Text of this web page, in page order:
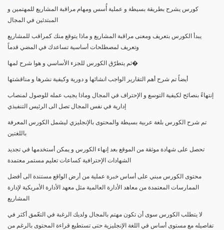
كورس يشرح بطريقة بسيطة و عملية أُسس ومهام مراقبة المشاريع للمهتمين و
المبتدئين في المجال
يبدأ الكورس بتعريف ومعنى مراقبة المشاريع و ماذا يتوقع منك كمراقب للمشاريع
وتعريف لمصطلحات أساسية تساعدك في المضي قدماً
ثم يتطرّق الكورس للجزء الأساسي و هوا شرح لمها�
أيضاً تم شرح أهم التقارير الواجب انشائها و دورية وكيفية نشرها و مناقشتها
إنتهاءً بنصائح لكيفية التوسع و الإحتراف في المجال وماذا يجيب عمله للوصول لمنصاب
إدارية في نفس المجال تصل الى الرئيس التنفيذي
تم شرح الكورس بلغة عربية بسيطة والمحتوى بالإنجليزي ليشمل الكورس المعرفة
باللغتين
تحصل على شهادة موثقة من الموقع بعد إنهاء الكورس و يمكن أستخدمها في تجديد
الشهادات الإحترافية كساعات تعليم مستمر معتمدة
محتوى الكورس مبني على أساس خبرة عملية من أرض الواقع مستندة الى أفضل
الممارسات المعتمدة من معاهد الأدارة العالمية مثل معهد الأدارة الأمريكية لإدارة
المشاريع
لا يتطلب الكورس سوى أن تكون مهتم بالمجال ولديك الرغبة في التعّمق أكثر في
تفاصيله مع مستوى أساس في اللغة الإنجليزية حتى تستطيع قراءة المحتوى بالرغم من